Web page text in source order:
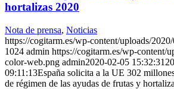
hortalizas 2020
Nota de prensa, Noticias
https://cogitarm.es/wp-content/uploads/
1024 admin https://cogitarm.es/wp-content/
color-web.png admin2020-02-05 15:32:31
09:11:13España solicita a la UE 302
de régimen de las ayudas de frutas y